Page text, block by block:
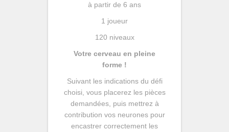
à partir de 6 ans
1 joueur
120 niveaux
Votre cerveau en pleine
forme !
Suivant les indications du défi
choisi, vous placerez les pièces
demandées, puis mettrez à
contribution vos neurones pour
encastrer correctement les